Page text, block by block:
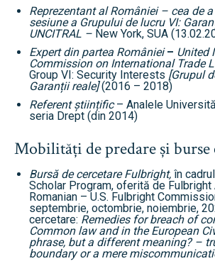
Reprezentant al României – cea de
sesiune a Grupului de lucru VI:
UNCITRAL – New York, SUA
Expert din partea României– United
Commission on International Trade
Group VI: Security Interests [Grupul
Garanții reale](2016 – 2018)
Referent științific– Analele
seria Drept (din 2014)
Mobilități de predare și burse
Bursă de cercetare Fulbright, în
Scholar Program, oferită de
Romanian – U.S. Fulbright
septembrie, octombrie, noiembrie,
cercetare: Remedies for breach of
Common law and in the European
phrase, but a different meaning? –
boundary or a mere